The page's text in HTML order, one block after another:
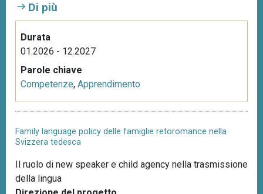
Di più
Durata
01.2026 - 12.2027
Parole chiave
Competenze, Apprendimento
Family language policy delle famiglie retoromance nella
Svizzera tedesca
Il ruolo di new speaker e child agency nella trasmissione
della lingua